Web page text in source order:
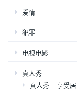
爱情
犯罪
电视电影
真人秀
真人秀 – 享受